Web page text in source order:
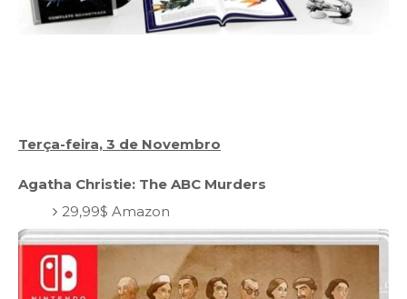
Terça-feira, 3 de Novembro
Agatha Christie: The ABC Murders
29,99$ Amazon